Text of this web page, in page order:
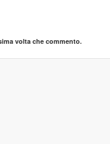
volta che commento.